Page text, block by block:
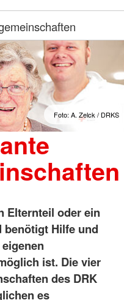
Foto: A. Zelck / DRKS
Elternteil oder ein
benötigt Hilfe und
ist. Die vier
des DRK
es